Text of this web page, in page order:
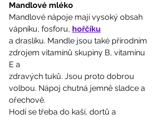
Mandlové mléko
Mandlové nápoje mají vysoký obsah
vápníku, fosforu, hořčíku
a draslíku. Mandle jsou také přírodním
zdrojem vitamínů skupiny B, vitamínu
E a
zdravých tuků. Jsou proto dobrou
volbou. Nápoj chutná jemně sladce a
ořechově.
Hodí se třeba do kaší, dortů a